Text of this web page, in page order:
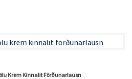
Krem ​​kinnalit Förðunarlausn